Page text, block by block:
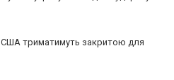
США триматимуть закритою для